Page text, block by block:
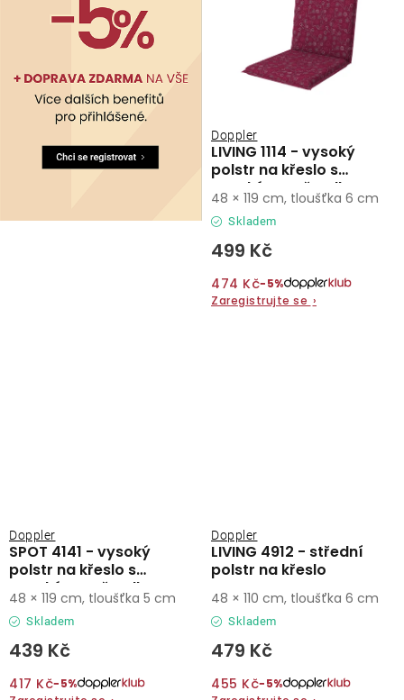
LIVING 1114 - vysoký
polstr na křeslo s
vysokým opěradlem
Doppler
Skladem
499 Kč
474 Kč−5%
Zaregistrujte se ›
48 × 119 cm, tloušťka 6 cm
SPOT 4141 - vysoký
polstr na křeslo s
vysokým opěradlem
Doppler
Skladem
439 Kč
417 Kč−5%
48 × 119 cm, tloušťka 5 cm
LIVING 4912 - střední
polstr na křeslo
Doppler
Skladem
479 Kč
455 Kč−5%
48 × 110 cm, tloušťka 6 cm